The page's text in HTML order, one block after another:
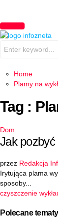
PRIMARY
MENU
for:
Home
Plamy na
Tag :
Dom
Jak pozbyć
przez Redakcja
Irytująca plama
sposoby...
czyszczenie
Polecane tematy